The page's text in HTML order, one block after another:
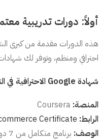
أولاً: دورات تدريبية
احترافي ومنظم، وتوفر لك
شهادة Google الاحترافية في التسويق الرقمي والتجارة الإلكترونية (الدورة الكاملة)
المنصة:
الرابط: Certificate
الوصف: